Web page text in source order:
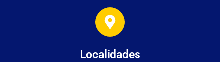
Localidades